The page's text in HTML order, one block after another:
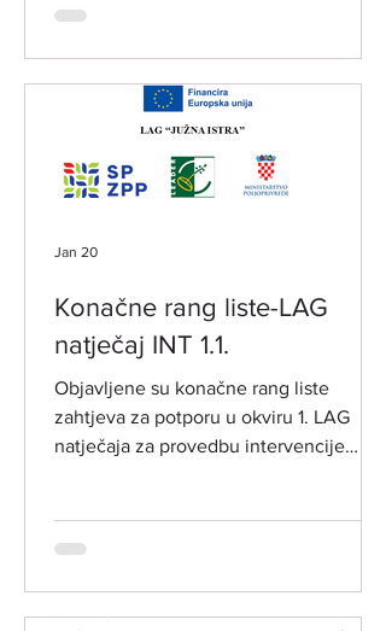
Konačne rang liste-LAG
natječaj INT 1.1.
Objavljene su konačne rang liste
zahtjeva za potporu u okviru 1. LAG
natječaja za provedbu intervencije
"Južna Istra" 2023.-2027. objavljenog
18. veljače 2025. godine (ref. oznaka
natječaja: 001-11-25-01).
Jan 20